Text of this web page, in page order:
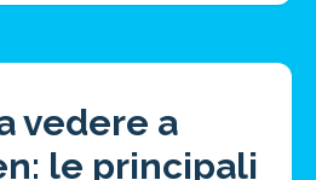
vedere a
le principali